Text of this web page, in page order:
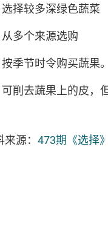
选择较多深绿色蔬菜
从多个来源选购
按季节时令购买蔬果。
可削去蔬果上的皮，
源： 473期《选择